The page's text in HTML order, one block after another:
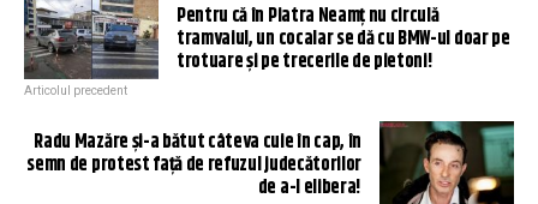
Pentru că în Piatra Neamț nu circulă
tramvaiul, un cocalar se dă cu BMW-ul doar pe
trotuare și pe trecerile de pietoni!
Articolul precedent
Radu Mazăre și-a bătut câteva cuie în cap, în
semn de protest față de refuzul judecătorilor
de a-l elibera!